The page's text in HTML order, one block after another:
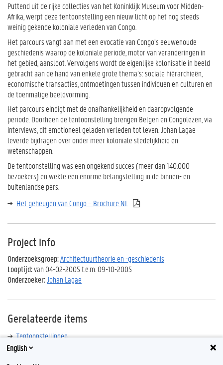
Puttend uit de rijke collecties van het Koninklijk Museum voor Midden-
Afrika, werpt deze tentoonstelling een nieuw licht op het nog steeds
weinig gekende koloniale verleden van Congo.
Het parcours vangt aan met een evocatie van Congo’s eeuwenoude
geschiedenis waarop de koloniale periode, motor van veranderingen in
het gebied, aansloot. Vervolgens wordt de eigenlijke kolonisatie in beeld
gebracht aan de hand van enkele grote thema’s: sociale hiërarchieën,
economische transacties, ontmoetingen tussen individuen en culturen en
de toenmalige beeldvorming.
Het parcours eindigt met de onafhankelijkheid en daaropvolgende
periode. Doorheen de tentoonstelling brengen Belgen en Congolezen, via
interviews, dit emotioneel geladen verleden tot leven. Johan Lagae
leverde bijdragen over onder meer koloniale stedelijkheid en
wetenschappen.
De tentoonstelling was een ongekend succes (meer dan 140.000
bezoekers) en wekte een enorme belangstelling in de binnen- en
buitenlandse pers.
Het geheugen van Congo – Brochure NL
Project info
Onderzoeksgroep:Architectuurtheorie en -geschiedenis
Looptijd:van 04-02-2005 t.e.m. 09-10-2005
Onderzoeker:Johan Lagae
Gerelateerde items
Tentoonstellingen
English